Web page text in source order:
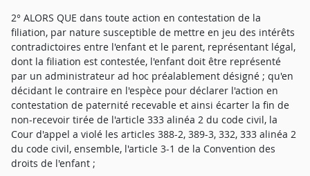
2° ALORS QUE dans toute action en contestation de la
filiation, par nature susceptible de mettre en jeu des intérêts
contradictoires entre l'enfant et le parent, représentant légal,
dont la filiation est contestée, l'enfant doit être représenté
par un administrateur ad hoc préalablement désigné ; qu'en
décidant le contraire en l'espèce pour déclarer l'action en
contestation de paternité recevable et ainsi écarter la fin de
non-recevoir tirée de l'article 333 alinéa 2 du code civil, la
Cour d'appel a violé les articles 388-2, 389-3, 332, 333 alinéa 2
du code civil, ensemble, l'article 3-1 de la Convention des
droits de l'enfant ;